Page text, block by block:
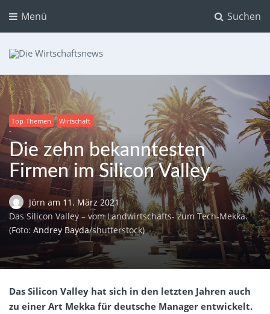
Suchen
Menü
Dein Ratgeber für Aktien und Kryptowährungen
Top-Themen Wirtschaft
Die zehn bekanntesten
Firmen im Silicon Valley
Jörn am 11. März 2021
Das Silicon Valley – vom Landwirtschafts- zum Tech-Mekka.
(Foto: Andrey Bayda/shutterstock)
Das Silicon Valley hat sich in den letzten Jahren auch
zu einer Art Mekka für deutsche Manager entwickelt.